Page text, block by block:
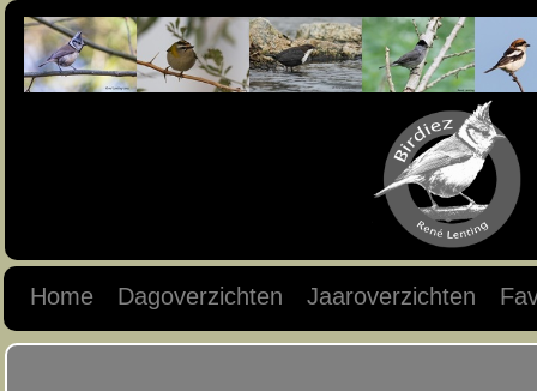
Home Dagoverzichten Jaaroverzichten